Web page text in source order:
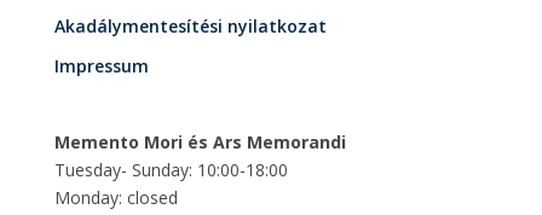
Akadálymentesítési nyilatkozat
Impressum
Memento Mori és Ars Memorandi
Tuesday- Sunday: 10:00-18:00
Monday: closed